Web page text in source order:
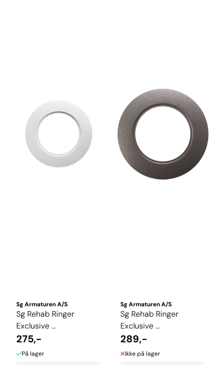
Sg Armaturen A/S
Sg Rehab Ringer
Exclusive ...
275,-
På lager
Sg Armaturen A/S
Sg Rehab Ringer
Exclusive ...
289,-
Ikke på lager